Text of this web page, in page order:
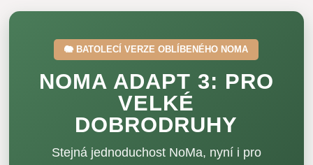
🐘 BATOLECÍ VERZE OBLÍBENÉHO NOMA
NOMA ADAPT 3: PRO
VELKÉ
DOBRODRUHY
Stejná jednoduchost NoMa, nyní i pro